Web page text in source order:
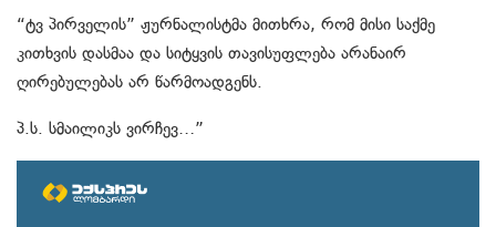
“ტვ პირველის” ჟურნალისტმა მითხრა, რომ მისი საქმე
კითხვის დასმაა და სიტყვის თავისუფლება არანაირ
ღირებულებას არ წარმოადგენს.
პ.ს. სმაილიკს ვირჩევ…”